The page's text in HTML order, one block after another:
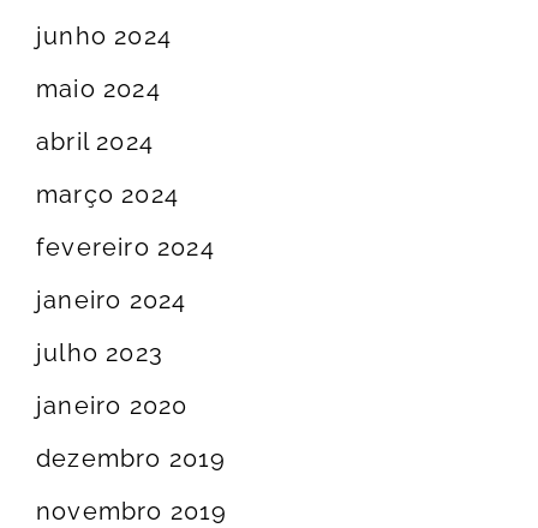
junho 2024
maio 2024
abril 2024
março 2024
fevereiro 2024
janeiro 2024
julho 2023
janeiro 2020
dezembro 2019
novembro 2019